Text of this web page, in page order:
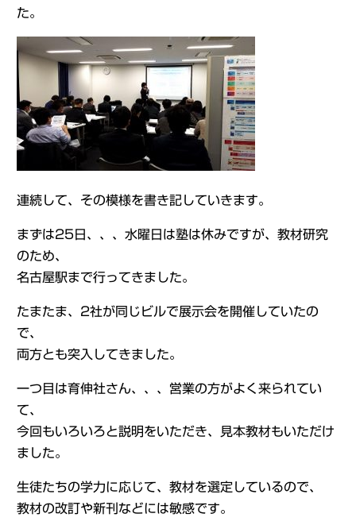
た。
連続して、その模様を書き記していきます。
まずは25日、、、水曜日は塾は休みですが、教材研究
のため、
名古屋駅まで行ってきました。
たまたま、2社が同じビルで展示会を開催していたの
で、
両方とも突入してきました。
一つ目は育伸社さん、、、営業の方がよく来られてい
て、
今回もいろいろと説明をいただき、見本教材もいただけ
ました。
生徒たちの学力に応じて、教材を選定しているので、
教材の改訂や新刊などには敏感です。